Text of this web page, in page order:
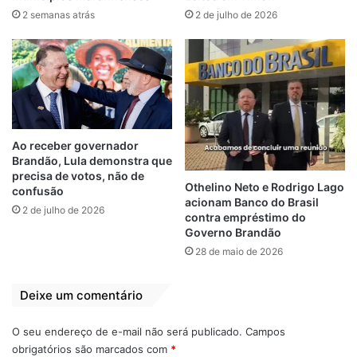
recursos para melhorar as unidades
assinou no último ano a promoção de 54
militares do CBMMA, e a equipe de
governo já estuda mais promoções em
2025.
Uma das principais novidades foi o início da
construção da nova sede da corporação,
próxima ao Terminal Rodoviário de São Luís,
na Avenida dos Franceses. A obra terá uma
área total de mais de 20 mil metros
quadrados e conta com um investimento na
estrutura mais moderna e equipamentos
dotados de tecnologia de ponta, incluindo
sistemas de comunicação avançados. Vai
2 semanas atrás 2 de julho de 2026
Ao receber governador
Brandão, Lula demonstra que
precisa de votos, não de
confusão
2 de julho de 2026
Othelino Neto e Rodrigo Lago
acionam Banco do Brasil
contra empréstimo do
Governo Brandão
28 de maio de 2026
Deixe um comentário
O seu endereço de e-mail não será publicado. Campos
obrigatórios são marcados com *